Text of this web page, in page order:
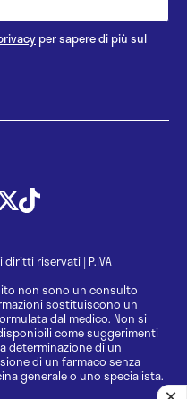
per sapere di più sul
diritti riservati | P.IVA
non sono un consulto
sostituiscono un
dal medico. Non si
come suggerimenti
determinazione di un
di un farmaco senza
generale o uno specialista.